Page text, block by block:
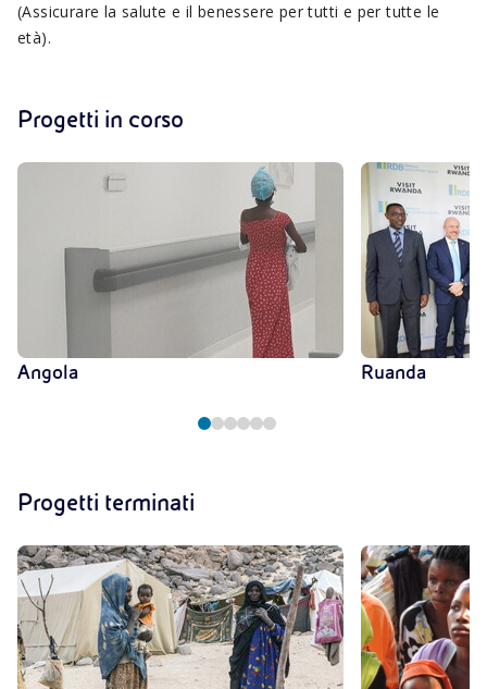
(Assicurare la salute e il benessere per tutti e per tutte le
età).
Progetti in corso
Angola Ruanda
Progetti terminati